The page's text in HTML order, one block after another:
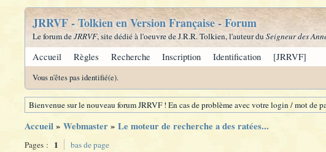
JRRVF - Tolkien en Version Française - Forum
Le forum deJRRVF, site dédié à l'oeuvre de J.R.R. Tolkien, l'auteur du Seigneur des
Accueil Règles Recherche Inscription Identification [JRRVF]
Vous n'êtes pas identifié(e).
Bienvenue sur le nouveau forum JRRVF ! En cas de problème avec votre login / mot de
Accueil» Webmaster» Le moteur de recherche a des ratées...
Pages : 1 bas de page